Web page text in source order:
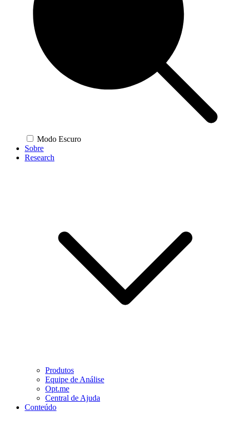
Modo Escuro
Sobre
Research
Produtos
Equipe de Análise
Opt.me
Central de Ajuda
Conteúdo